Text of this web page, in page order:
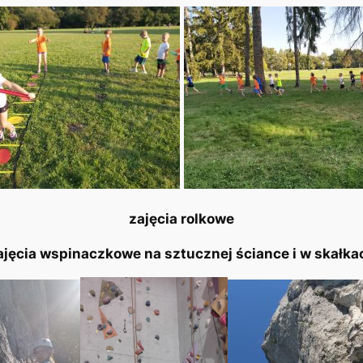
zajęcia rolkowe
wspinaczkowe na sztucznej ściance i w